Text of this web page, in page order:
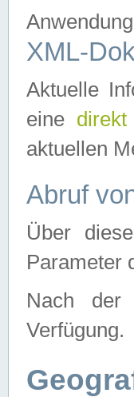
XML-
Aktuelle
eine
aktuellen
Abruf
Über
Parameter
Nach der
Verfügung.